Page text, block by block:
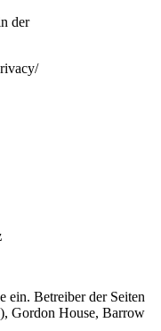
der
ein. Betreiber der Seiten
Gordon House, Barrow